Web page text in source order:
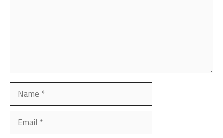
Name
Email